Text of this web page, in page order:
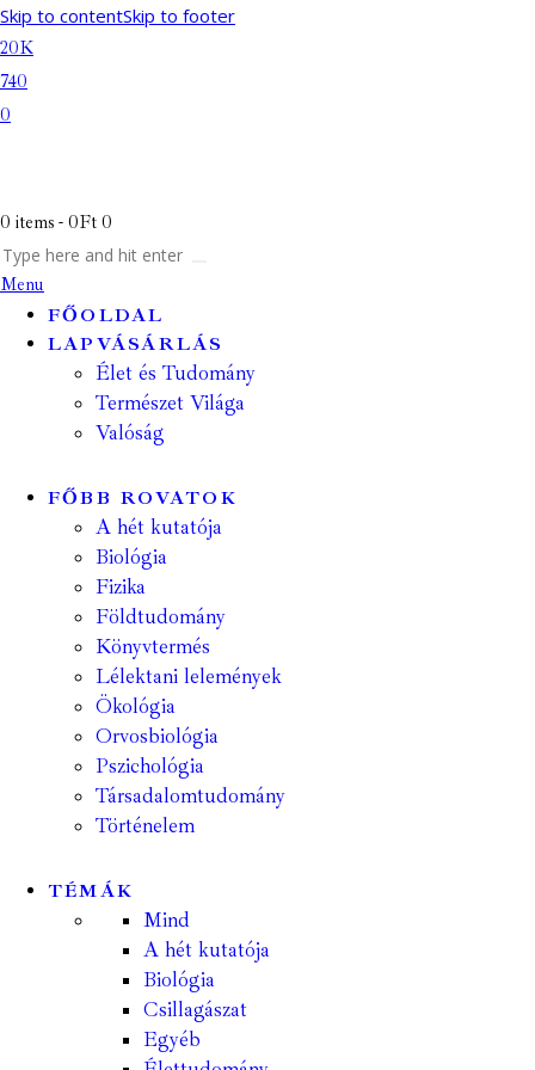
Skip to contentSkip to footer
20K
740
0
0 items - 0Ft 0
Menu
FŐOLDAL
LAPVÁSÁRLÁS
Élet és Tudomány
Természet Világa
Valóság
FŐBB ROVATOK
A hét kutatója
Biológia
Fizika
Földtudomány
Könyvtermés
Lélektani lelemények
Ökológia
Orvosbiológia
Pszichológia
Társadalomtudomány
Történelem
TÉMÁK
Mind
A hét kutatója
Biológia
Csillagászat
Egyéb